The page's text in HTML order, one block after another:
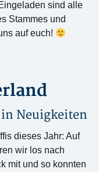
sind alle
Stammes und
auf euch!
in Neuigkeiten
dieses Jahr: Auf
wir los nach
mit und so konnten